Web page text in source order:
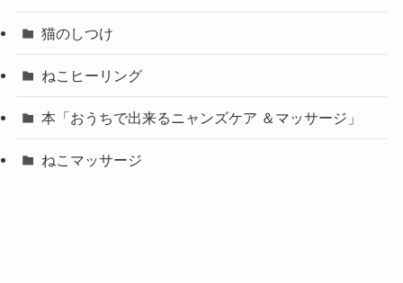
猫のしつけ
ねこヒーリング
本「おうちで出来るニャンズケア ＆マッサージ」
ねこマッサージ